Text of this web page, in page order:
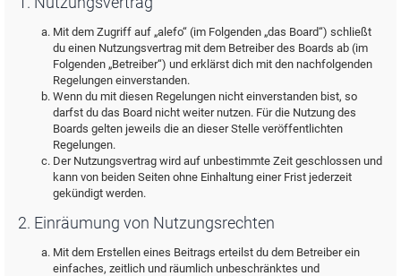
Mit dem Zugriff auf „alefo“ (im Folgenden „das Board“) schließt
du einen Nutzungsvertrag mit dem Betreiber des Boards ab (im
Folgenden „Betreiber“) und erklärst dich mit den nachfolgenden
Regelungen einverstanden.
Wenn du mit diesen Regelungen nicht einverstanden bist, so
darfst du das Board nicht weiter nutzen. Für die Nutzung des
Boards gelten jeweils die an dieser Stelle veröffentlichten
Regelungen.
Der Nutzungsvertrag wird auf unbestimmte Zeit geschlossen und
kann von beiden Seiten ohne Einhaltung einer Frist jederzeit
gekündigt werden.
2. Einräumung von Nutzungsrechten
Mit dem Erstellen eines Beitrags erteilst du dem Betreiber ein
einfaches, zeitlich und räumlich unbeschränktes und